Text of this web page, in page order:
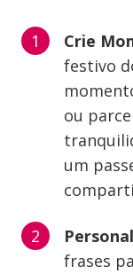
Crie
festivo
ou
um
frases